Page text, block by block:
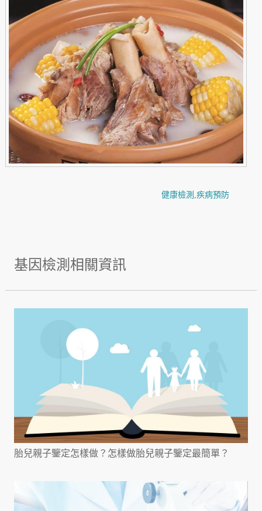
健康檢測 疾病預防
基因檢測相關資訊
胎兒親子鑒定怎樣做？怎樣做胎兒親子鑒定最簡單？